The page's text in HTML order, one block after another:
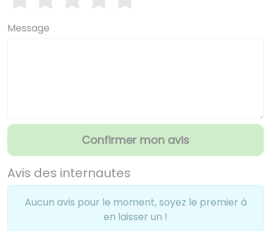
Message
Confirmer mon avis
Avis des internautes
Aucun avis pour le moment, soyez le premier à
en laisser un !